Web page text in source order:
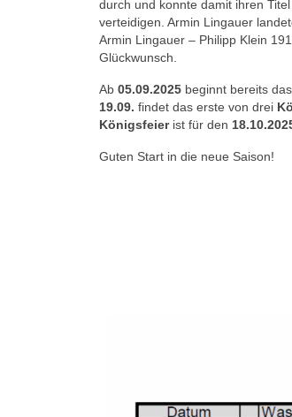
durch und konnte damit ihren
verteidigen. Armin Lingauer
Armin Lingauer – Philipp Klein
Glückwunsch.
Ab 05.09.2025 beginnt bereits das
19.09. findet das erste von drei
Königsfeierist für den
Guten Start in die neue Saison!